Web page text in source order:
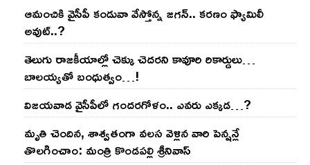
ఆమంచికి వైసీపీ కండువా వేస్తోన్న జ‌గ‌న్‌.. క‌ర‌ణం ఫ్యామిలీ
అవుట్‌..?
తెలుగు రాజ‌కీయాల్లో చెక్కు చెద‌ర‌ని కావూరి రికార్డులు…
బాల‌య్యతో బంధుత్వం…!
విజ‌య‌వాడ వైసీపీలో గంద‌ర‌గోళం.. ఎవ‌రు ఎక్క‌డ‌…?
మృతి చెందిన, శాశ్వతంగా వలస వెళ్లిన వారి పెన్ష‌న్లే
తొల‌గించాం: మంత్రి కొండపల్లి శ్రీనివాస్